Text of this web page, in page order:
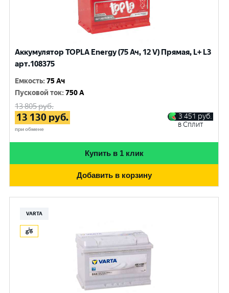
Аккумулятор TOPLA Energy (75 Ач, 12 V) Прямая, L+ L3
арт.108375
Емкость:75 Ач
Пусковой ток:750 A
13 805руб.
13 130 руб.
при обмене
3 451 руб.
в Сплит
Купить в 1 клик
Добавить в корзину
VARTA